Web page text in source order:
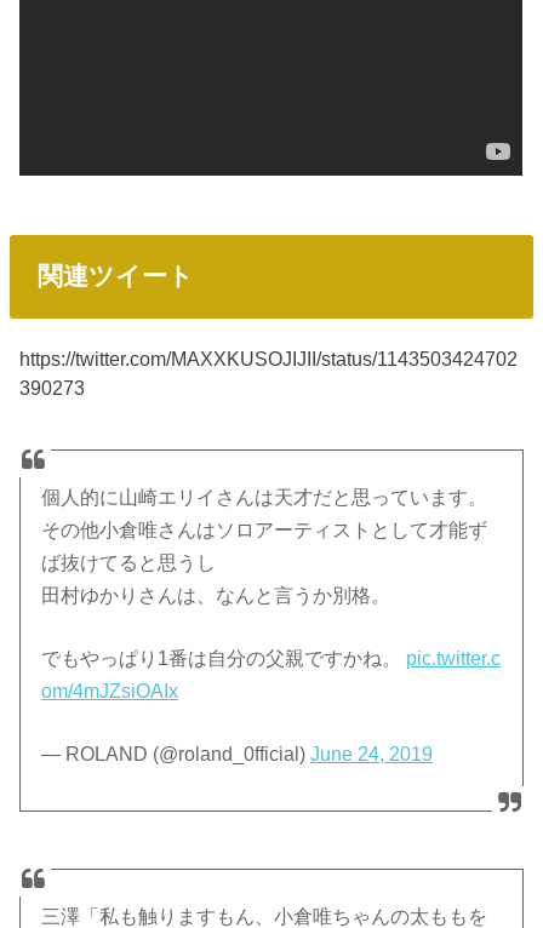
関連ツイート
https://twitter.com/MAXXKUSOJIJII/status/1143503424702
390273
個人的に山崎エリイさんは天才だと思っています。
その他小倉唯さんはソロアーティストとして才能ず
ば抜けてると思うし
田村ゆかりさんは、なんと言うか別格。
でもやっぱり1番は自分の父親ですかね。 pic.twitter.c
om/4mJZsiOAIx
— ROLAND (@roland_0fficial)June 24, 2019
三澤「私も触りますもん、小倉唯ちゃんの太ももを